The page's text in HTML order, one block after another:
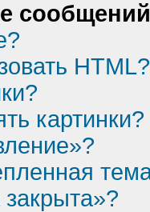
HTML?
картинки?